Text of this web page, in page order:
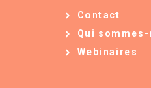
Contact
Qui sommes-
Webinaires